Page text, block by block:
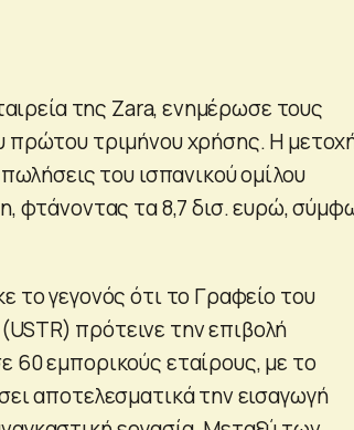
της Zara, ενημέρωσε τους
πρώτου τριμήνου χρήσης. Η
του ισπανικού ομίλου
φτάνοντας τα 8,7 δισ. ευρώ,
το γεγονός ότι το Γραφείο του
πρότεινε την επιβολή
60 εμπορικούς εταίρους, με το
αποτελεσματικά την εισαγωγή